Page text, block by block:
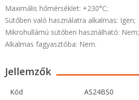
Maximális hőmérséklet: +230°C;
Sütőben való használatra alkalmas: Igen;
Mikrohullámú sütőben használható: Nem;
Alkalmas fagyasztóba: Nem.
Jellemzők
Kód
AS24BS0